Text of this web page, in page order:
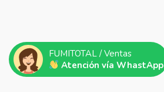
FUMITOTAL / Ventas
Atención vía WhastApp